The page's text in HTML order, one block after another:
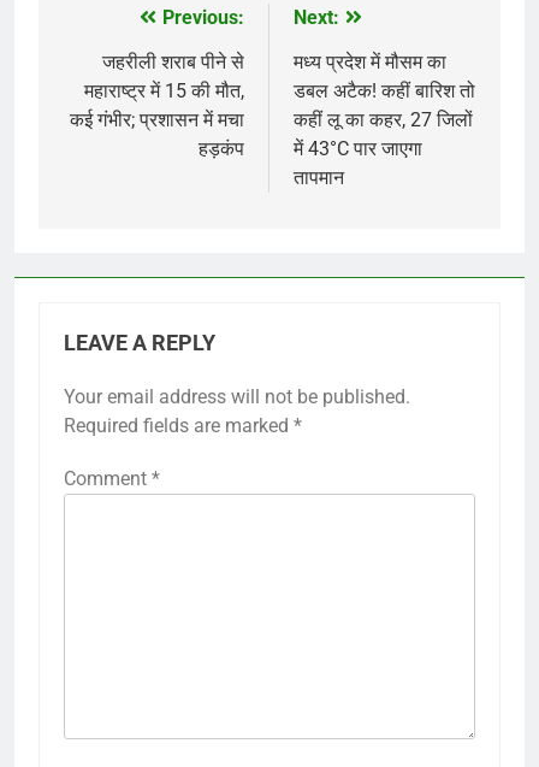
navigation
Previous:
जहरीली शराब पीने से
महाराष्ट्र में 15 की मौत,
कई गंभीर; प्रशासन में मचा
हड़कंप
Next:
मध्य प्रदेश में मौसम का
डबल अटैक! कहीं बारिश तो
कहीं लू का कहर, 27 जिलों
में 43°C पार जाएगा
तापमान
LEAVE A REPLY
Your email address will not be published.
Required fields are marked *
Comment *